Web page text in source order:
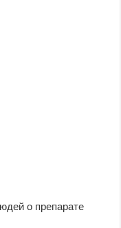
о препарате